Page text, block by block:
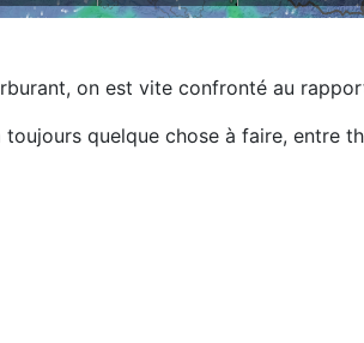
on est vite confronté au
quelque chose à faire, entre